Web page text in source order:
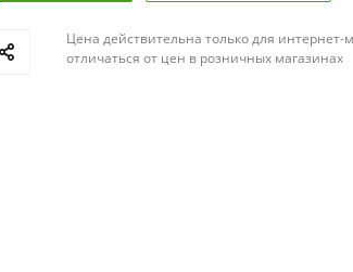
Цена действительна только для
отличаться от цен в розничных магазинах